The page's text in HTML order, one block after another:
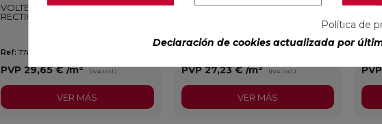
VOLTE HAYA MATE 75X75
RECTIFICADO
Ref: 77640372
PVP 29,65 €/m² (IVA incl.)
VER MÁS
CYPRESS NATURAL MATE 23X120
PVP27,23 €/m² (IVA incl.)
VER MÁS
PVP
Política de
Declaración de cookies actualizada por